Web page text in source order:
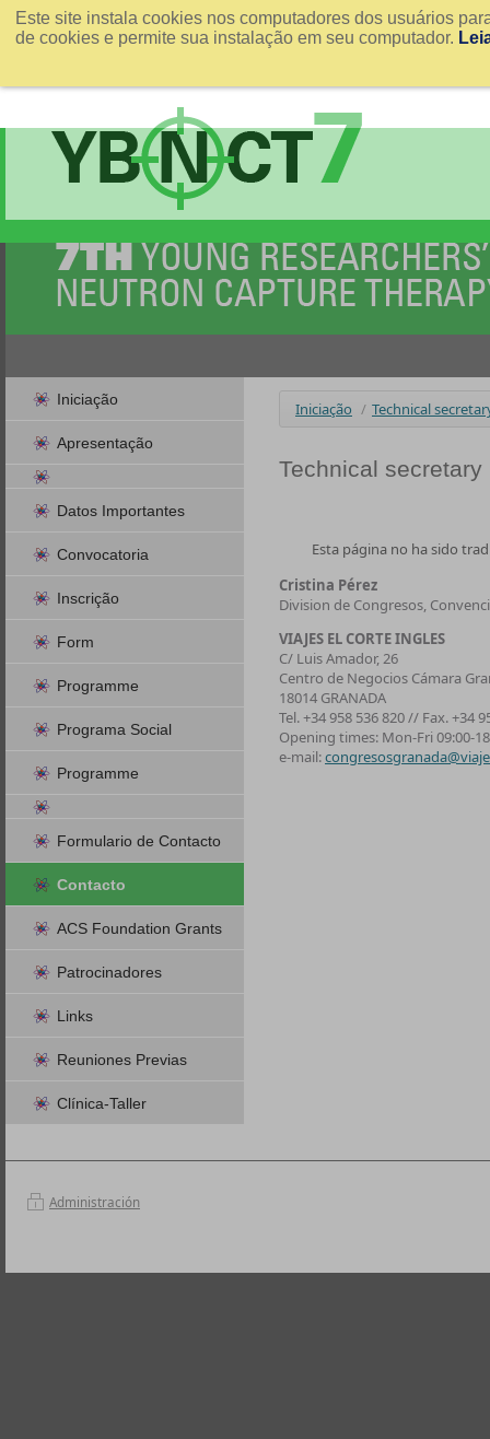
Este site instala cookies nos computadores dos usuários
de cookies e permite sua instalação em seu computador.
Iniciação
Apresentação
Datos Importantes
Convocatoria
Inscrição
Form
Programme
Programa Social
Programme
Formulario de Contacto
Contacto
ACS Foundation Grants
Patrocinadores
Links
Reuniones Previas
Clínica-Taller
Iniciação / Technical
Technical secretary
Esta página no ha sido
Cristina Pérez
Division de Congresos,
VIAJES EL CORTE INGLES
C/ Luis Amador, 26
Centro de Negocios Cámara
18014 GRANADA
Tel. +34 958 536 820 // Fax. +34
Opening times: Mon-Fri 09:00-
e-mail:
Administración